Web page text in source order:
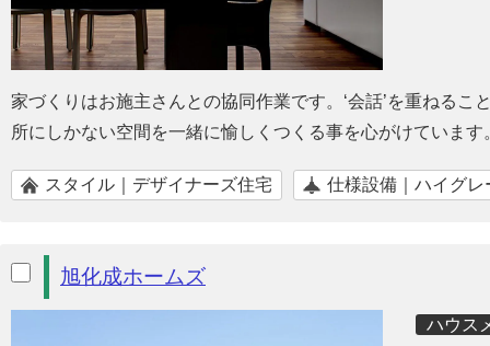
家づくりはお施主さんとの協同作業です。‘会話’を重ねる
所にしかない空間を一緒に愉しくつくる事を心がけています
スタイル｜デザイナーズ住宅 仕様設備｜ハイグレ
旭化成ホームズ
ハウス